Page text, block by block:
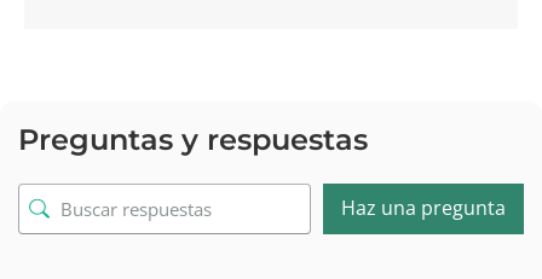
Preguntas y respuestas
Haz una pregunta